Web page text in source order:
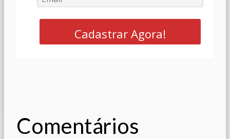
Cadastrar Agora!
Comentários